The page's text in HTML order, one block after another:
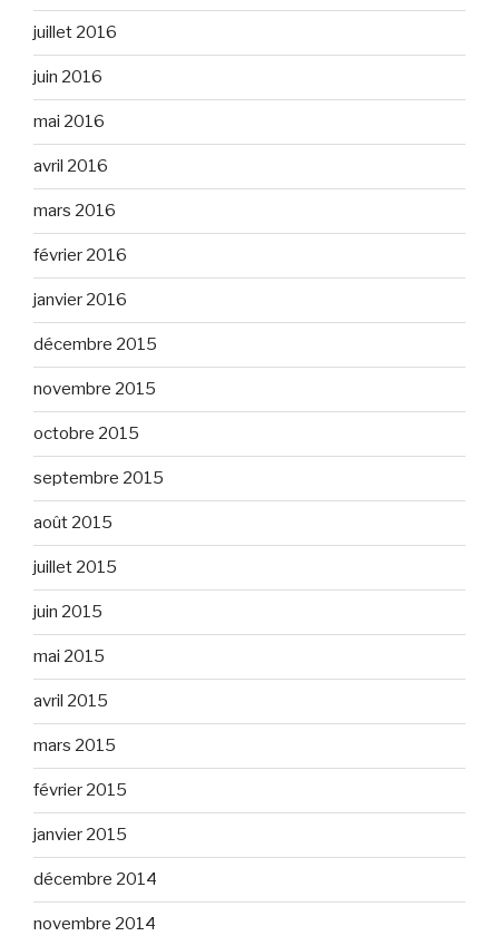
juillet 2016
juin 2016
mai 2016
avril 2016
mars 2016
février 2016
janvier 2016
décembre 2015
novembre 2015
octobre 2015
septembre 2015
août 2015
juillet 2015
juin 2015
mai 2015
avril 2015
mars 2015
février 2015
janvier 2015
décembre 2014
novembre 2014